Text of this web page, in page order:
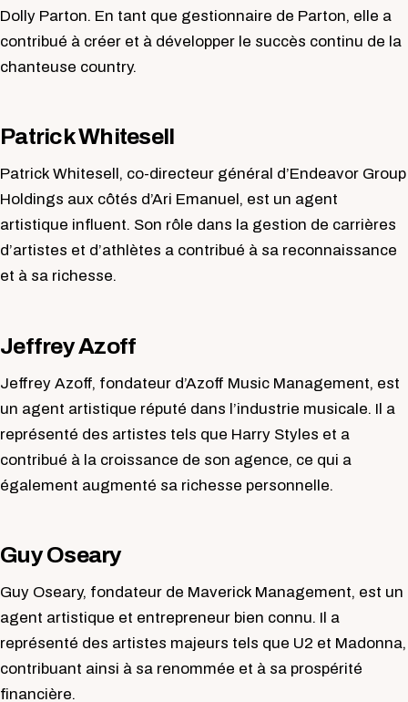
Dolly Parton. En tant que gestionnaire de Parton, elle a
contribué à créer et à développer le succès continu de la
chanteuse country.
Patrick Whitesell
Patrick Whitesell, co-directeur général d’Endeavor Group
Holdings aux côtés d’Ari Emanuel, est un agent
artistique influent. Son rôle dans la gestion de carrières
d’artistes et d’athlètes a contribué à sa reconnaissance
et à sa richesse.
Jeffrey Azoff
Jeffrey Azoff, fondateur d’Azoff Music Management, est
un agent artistique réputé dans l’industrie musicale. Il a
représenté des artistes tels que Harry Styles et a
contribué à la croissance de son agence, ce qui a
également augmenté sa richesse personnelle.
Guy Oseary
Guy Oseary, fondateur de Maverick Management, est un
agent artistique et entrepreneur bien connu. Il a
représenté des artistes majeurs tels que U2 et Madonna,
contribuant ainsi à sa renommée et à sa prospérité
financière.